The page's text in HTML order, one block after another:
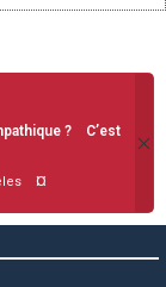
? C’est
¤